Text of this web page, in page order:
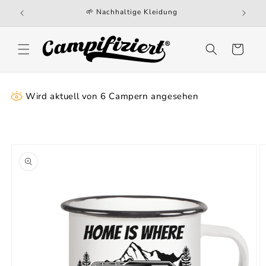
zum
Inhalt
🌱 Nachhaltige Kleidung
Warenkorb
Wird aktuell von 6 Campern angesehen